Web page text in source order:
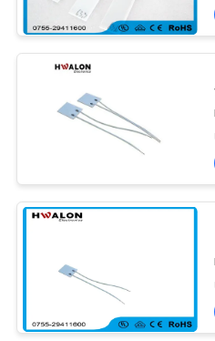
NEEM
CONTACT
NIEUWS
OFFERTE
AANVRAGEN
PTC